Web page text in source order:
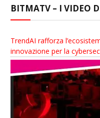
BITMATV – I VIDEO
TrendAI rafforza
innovazione per la